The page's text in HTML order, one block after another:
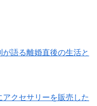
が語る離婚直後の生活と
クセサリーを販売した